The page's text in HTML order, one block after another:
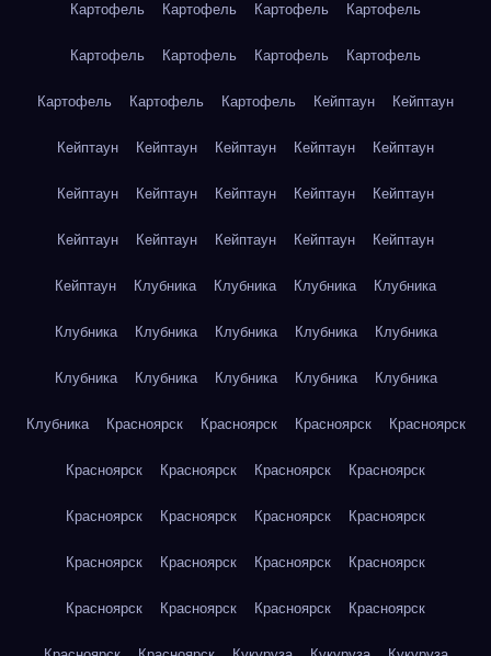
Картофель Картофель Картофель Картофель
Картофель Картофель Картофель Картофель
Картофель Картофель Картофель Кейптаун Кейптаун
Кейптаун Кейптаун Кейптаун Кейптаун Кейптаун
Кейптаун Кейптаун Кейптаун Кейптаун Кейптаун
Кейптаун Кейптаун Кейптаун Кейптаун Кейптаун
Кейптаун Клубника Клубника Клубника Клубника
Клубника Клубника Клубника Клубника Клубника
Клубника Клубника Клубника Клубника Клубника
Клубника Красноярск Красноярск Красноярск Красноярск
Красноярск Красноярск Красноярск Красноярск
Красноярск Красноярск Красноярск Красноярск
Красноярск Красноярск Красноярск Красноярск
Красноярск Красноярск Красноярск Красноярск